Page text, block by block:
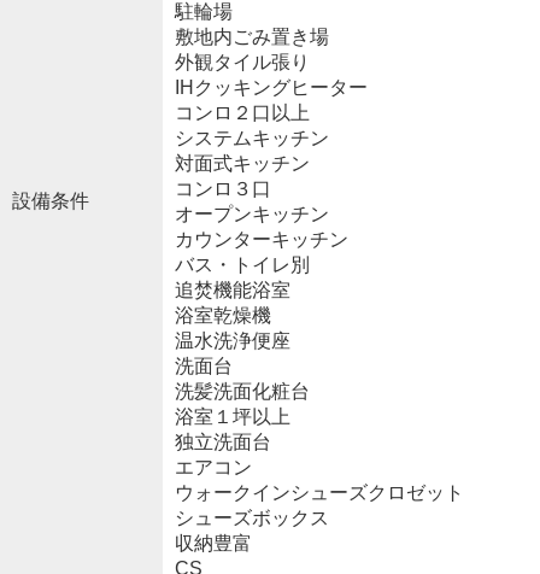
設備条件
駐輪場
敷地内ごみ置き場
外観タイル張り
IHクッキングヒーター
コンロ２口以上
システムキッチン
対面式キッチン
コンロ３口
オープンキッチン
カウンターキッチン
バス・トイレ別
追焚機能浴室
浴室乾燥機
温水洗浄便座
洗面台
洗髪洗面化粧台
浴室１坪以上
独立洗面台
エアコン
ウォークインシューズクロゼット
シューズボックス
収納豊富
CS